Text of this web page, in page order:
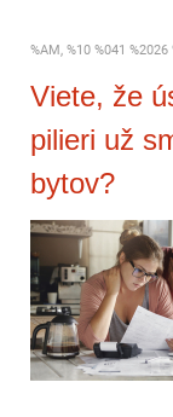
%AM, %10 %041 %2026
Viete, že
pilieri už
bytov?